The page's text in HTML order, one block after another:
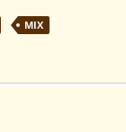
MIX